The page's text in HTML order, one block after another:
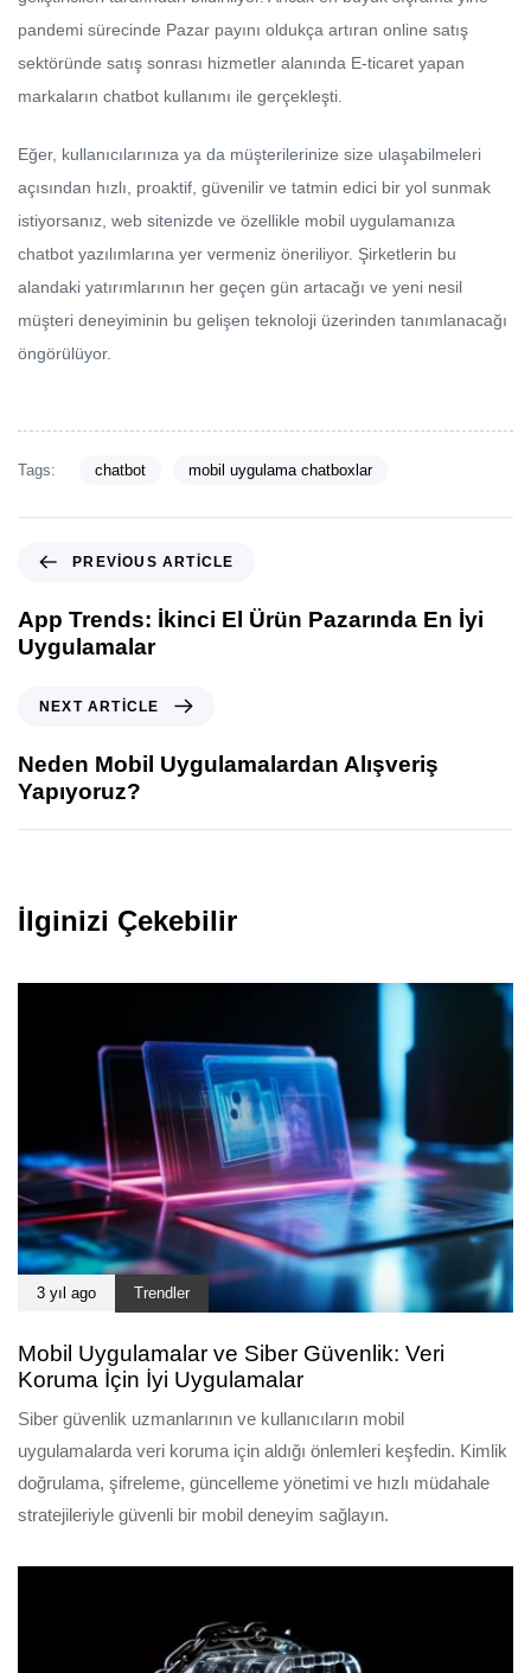
pandemi sürecinde Pazar payını oldukça artıran online satış
sektöründe satış sonrası hizmetler alanında E-ticaret yapan
markaların chatbot kullanımı ile gerçekleşti.
Eğer, kullanıcılarınıza ya da müşterilerinize size ulaşabilmeleri
açısından hızlı, proaktif, güvenilir ve tatmin edici bir yol sunmak
istiyorsanız, web sitenizde ve özellikle mobil uygulamanıza
chatbot yazılımlarına yer vermeniz öneriliyor. Şirketlerin bu
alandaki yatırımlarının her geçen gün artacağı ve yeni nesil
müşteri deneyiminin bu gelişen teknoloji üzerinden tanımlanacağı
öngörülüyor.
Tags: chatbot mobil uygulama chatboxlar
PREVIOUS ARTICLE
App Trends: İkinci El Ürün Pazarında En İyi
Uygulamalar
NEXT ARTICLE
Neden Mobil Uygulamalardan Alışveriş
Yapıyoruz?
İlginizi Çekebilir
3 yıl ago Trendler
Mobil Uygulamalar ve Siber Güvenlik: Veri
Koruma İçin İyi Uygulamalar
Siber güvenlik uzmanlarının ve kullanıcıların mobil
uygulamalarda veri koruma için aldığı önlemleri keşfedin. Kimlik
doğrulama, şifreleme, güncelleme yönetimi ve hızlı müdahale
stratejileriyle güvenli bir mobil deneyim sağlayın.